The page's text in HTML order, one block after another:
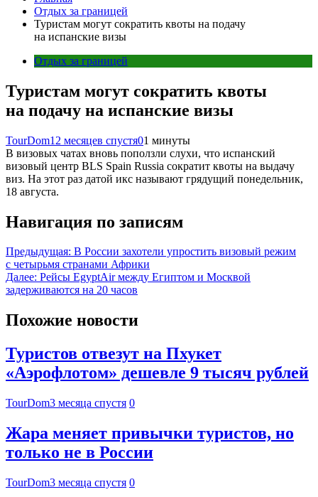
Отдых за границей
Туристам могут сократить квоты на подачу
на испанские визы
Отдых за границей
Туристам могут сократить квоты
на подачу на испанские визы
TourDom12 месяцев спустя01 минуты
В визовых чатах вновь поползли слухи, что испанский
визовый центр BLS Spain Russia сократит квоты на выдачу
виз. На этот раз датой икс называют грядущий понедельник,
18 августа.
Навигация по записям
Предыдущая: В России захотели упростить визовый режим
с четырьмя странами Африки
Далее: Рейсы EgyptAir между Египтом и Москвой
задерживаются на 20 часов
Похожие новости
Туристов отвезут на Пхукет
«Аэрофлотом» дешевле 9 тысяч рублей
TourDom3 месяца спустя 0
Жара меняет привычки туристов, но
только не в России
TourDom3 месяца спустя 0